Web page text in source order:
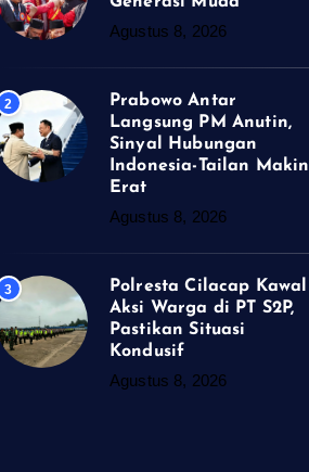
Agustus 8, 2026
2
Prabowo Antar
Langsung PM Anutin,
Sinyal Hubungan
Indonesia-Tailan Makin
Erat
Agustus 8, 2026
3
Polresta Cilacap Kawal
Aksi Warga di PT S2P,
Pastikan Situasi
Kondusif
Agustus 8, 2026